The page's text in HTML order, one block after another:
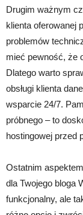
Drugim ważnym
klienta oferowanej
problemów
mieć pewność, że
Dlatego warto
obsługi klienta
wsparcie 24/7.
próbnego – to
hostingowej przed
Ostatnim
dla Twojego bloga
funkcjonalny, ale